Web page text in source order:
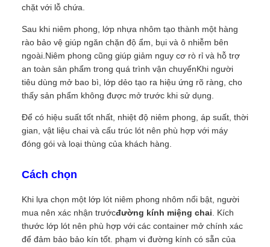
chặt với lỗ chứa.
Sau khi niêm phong, lớp nhựa nhôm tạo thành một hàng
rào bảo vệ giúp ngăn chặn độ ẩm, bụi và ô nhiễm bên
ngoài.Niêm phong cũng giúp giảm nguy cơ rò rỉ và hỗ trợ
an toàn sản phẩm trong quá trình vận chuyểnKhi người
tiêu dùng mở bao bì, lớp dẻo tạo ra hiệu ứng rõ ràng, cho
thấy sản phẩm không được mở trước khi sử dụng.
Để có hiệu suất tốt nhất, nhiệt độ niêm phong, áp suất, thời
gian, vật liệu chai và cấu trúc lót nên phù hợp với máy
đóng gói và loại thùng của khách hàng.
Cách chọn
Khi lựa chọn một lớp lót niêm phong nhôm nổi bật, người
mua nên xác nhận trướcđường kính miệng chai. Kích
thước lớp lót nên phù hợp với các container mở chính xác
để đảm bảo bảo kín tốt. phạm vi đường kính có sẵn của